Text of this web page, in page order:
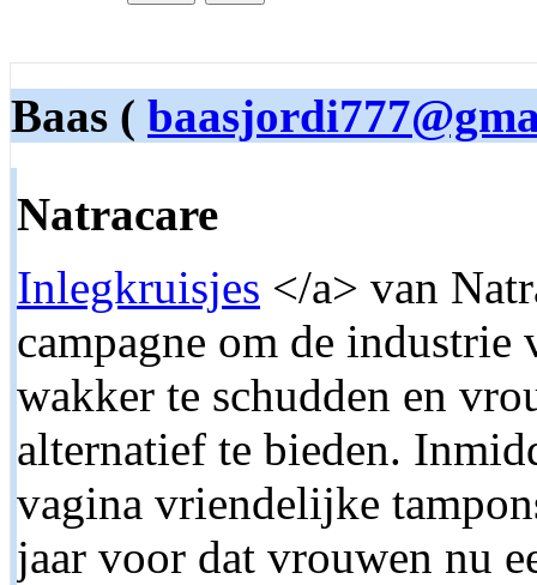
Baas (
Natracare
Inlegkruisjes </a> van
campagne om de industrie
wakker te schudden en
alternatief te bieden.
vagina vriendelijke
jaar voor dat vrouwen nu